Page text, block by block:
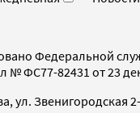
Федеральной
№ ФС77-82431 от 23
ул. Звенигородская